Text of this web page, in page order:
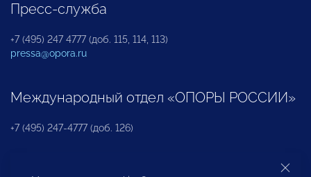
Пресс-служба
+7 (495) 247 4777 (доб. 115, 114, 113)
pressa@opora.ru
Международный отдел «ОПОРЫ РОССИИ»
+7 (495) 247-4777 (доб. 126)
Бюро по защите прав предпринимателей и